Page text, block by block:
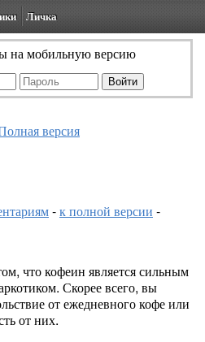
Личка
на мобильную версию
версия
-к полной версии -
что кофеин является сильным
Скорее всего, вы
от ежедневного кофе или
от них.